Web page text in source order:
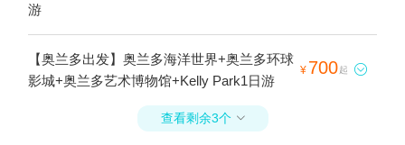
游
【奥兰多出发】奥兰多海洋世界+奥兰多环球
影城+奥兰多艺术博物馆+Kelly Park1日游
¥ 700起 
查看剩余3个 